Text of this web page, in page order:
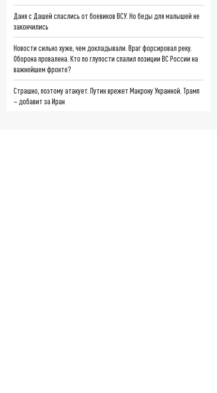
Даня с Дашей спаслись от боевиков ВСУ. Но беды для малышей не
закончились
Новости сильно хуже, чем докладывали. Враг форсировал реку.
Оборона провалена. Кто по глупости спалил позиции ВС России на
важнейшем фронте?
Страшно, поэтому атакует. Путин врежет Макрону Украиной. Трамп
– добавит за Иран